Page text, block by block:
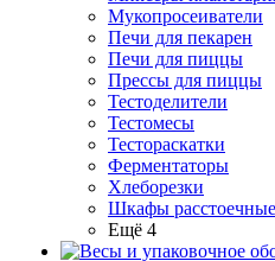
Мукопросеиватели
Печи для пекарен
Печи для пиццы
Прессы для пиццы
Тестоделители
Тестомесы
Тестораскатки
Ферментаторы
Хлеборезки
Шкафы расстоечные
Ещё 4